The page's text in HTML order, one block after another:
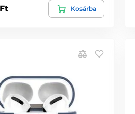
Kosárba